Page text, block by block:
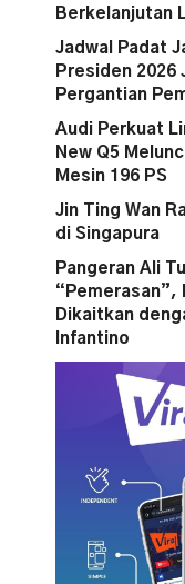
Berkelanjutan
Jadwal Padat
Presiden 2026
Pergantian
Audi Perkuat
New Q5
Mesin 196 PS
Jin Ting Wan
di Singapura
Pangeran Ali
“Pemerasan”,
Dikaitkan
Infantino